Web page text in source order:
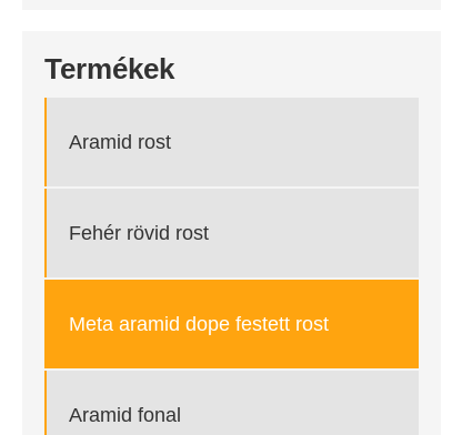
Termékek
Aramid rost
Fehér rövid rost
Meta aramid dope festett rost
Aramid fonal